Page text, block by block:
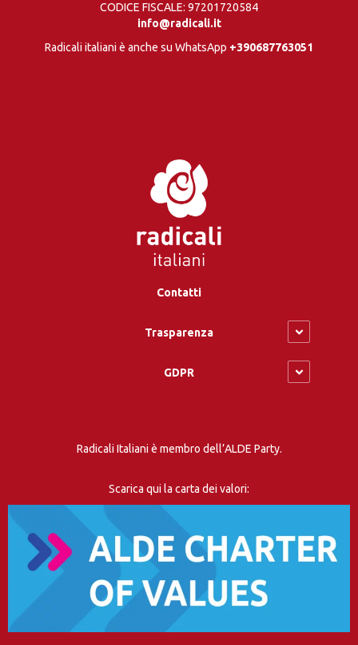
CODICE FISCALE: 97201720584
info@radicali.it
Radicali italiani è anche su WhatsApp +390687763051
Contatti
Trasparenza
GDPR
Radicali Italiani è membro dell’ALDE Party.
Scarica qui la carta dei valori: